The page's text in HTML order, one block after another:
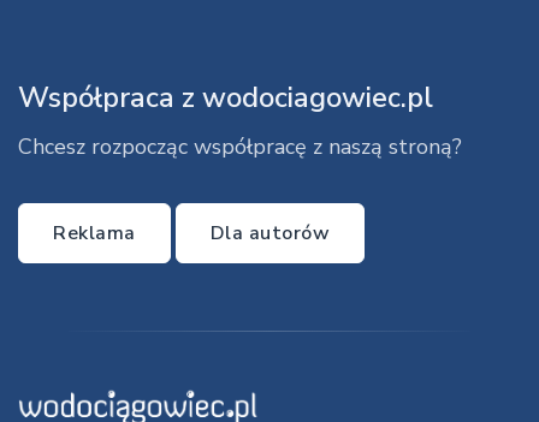
Współpraca z wodociagowiec.pl
Chcesz rozpocząc współpracę z naszą stroną?
Reklama Dla autorów